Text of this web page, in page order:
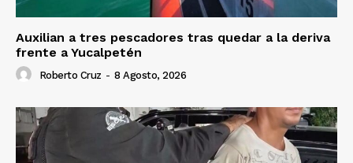
Auxilian a tres pescadores tras quedar a la deriva
frente a Yucalpetén
Roberto Cruz - 8 Agosto, 2026